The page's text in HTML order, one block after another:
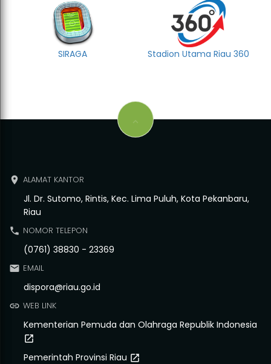
SIRAGA Stadion Utama Riau 360
place ALAMAT KANTOR
Jl. Dr. Sutomo, Rintis, Kec. Lima Puluh, Kota Pekanbaru,
Riau
phone NOMOR TELEPON
(0761) 38830 - 23369
email EMAIL
dispora@riau.go.id
link WEB LINK
Kementerian Pemuda dan Olahraga Republik Indonesia
open_in_new
Pemerintah Provinsi Riau open_in_new